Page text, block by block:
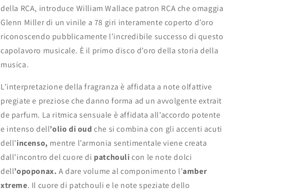
della RCA, introduce William Wallace patron RCA che omaggia
Glenn Miller di un vinile a 78 giri interamente coperto d’oro
riconoscendo pubblicamente l’incredibile successo di questo
capolavoro musicale. È il primo disco d’oro della storia della
musica.
L’interpretazione della fragranza è affidata a note olfattive
pregiate e preziose che danno forma ad un avvolgente extrait
de parfum. La ritmica sensuale è affidata all’accordo potente
e intenso dell’olio di oud che si combina con gli accenti acuti
dell’incenso, mentre l’armonia sentimentale viene creata
dall’incontro del cuore di patchoulicon le note dolci
dell’opoponax. A dare volume al componimento l’amber
xtreme. Il cuore di patchouli e le note speziate dello